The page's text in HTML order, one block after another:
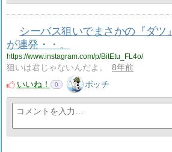
シーバス狙いでまさかの『ダツ』
が連発・・。
https://www.instagram.com/p/BitEtu_FL4o/
狙いは君じゃないんだよ。
8年前
いいね！
0 ボッチ